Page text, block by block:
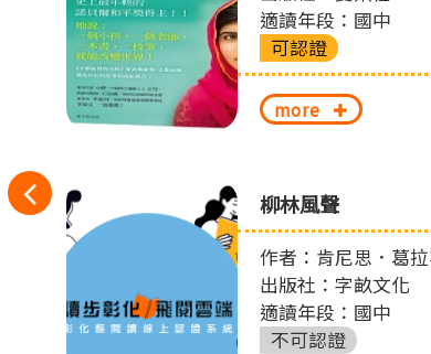
往
左
換
適讀年段：國中
可認證
more
柳林風聲
作者：肯尼思．葛
出版社：字畝文化
適讀年段：國中
不可認證